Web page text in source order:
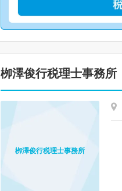
栁澤俊行税理士事務所
栁澤俊行税理士事務所